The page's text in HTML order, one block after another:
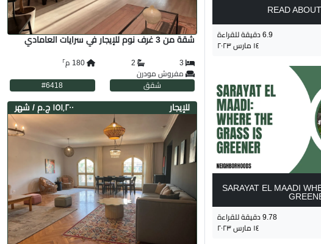
READ
6.9 دقيقة للقراءة
١٤ مارس ٢٠٢٣
SARAYAT EL MAADI
9.78 دقيقة للقراءة
١٤ مارس ٢٠٢٣
شقة من 3 غرف نوم للإيجار في سرايات العامادي
3
2
180 م٢
مفروش مودرن
شقق
#6418
للإيجار ١٥١٬٢٠٠ ج.م / شهر